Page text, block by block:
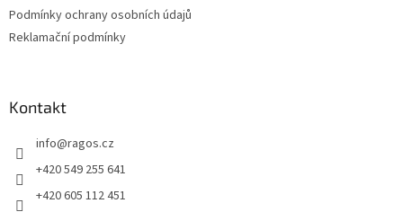
Podmínky ochrany osobních údajů
Reklamační podmínky
Kontakt
info@ragos.cz
+420 549 255 641
+420 605 112 451